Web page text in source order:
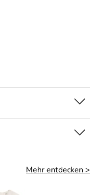
Mehr entdecken >